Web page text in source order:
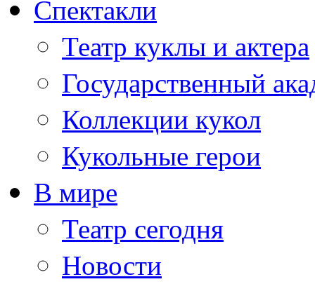
Спектакли
Театр куклы и актера
Государственный
Коллекции кукол
Кукольные герои
В мире
Театр сегодня
Новости